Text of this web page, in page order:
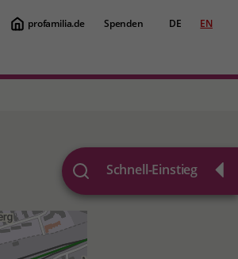
profamilia.de Spenden DE EN
Schnell-Einstieg